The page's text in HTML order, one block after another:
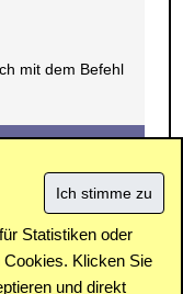
mit dem Befehl
Statistiken oder
Klicken Sie
und direkt
/ Cookies |
SPAM /
Forum